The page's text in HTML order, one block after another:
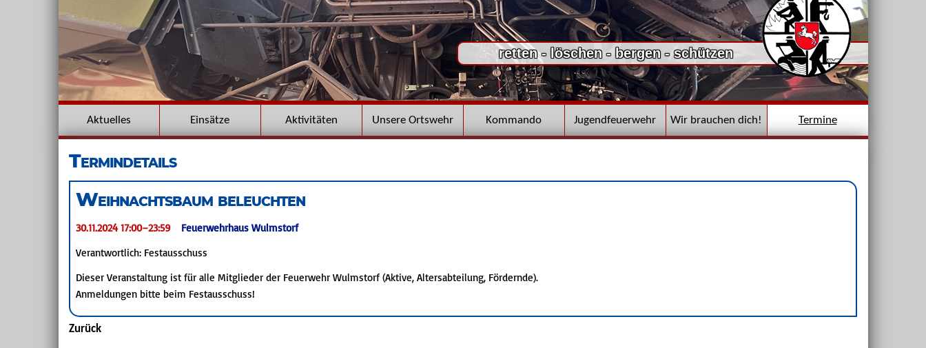
retten - löschen - bergen - schützen
NavigationAktuelles Einsätze Aktivitäten Unsere Ortswehr Kommando Jugendfeuerwehr Wir brauchen dich! Termine
Termindetails
Weihnachtsbaum beleuchten
30.11.2024 17:00–23:59
Feuerwehrhaus Wulmstorf
Verantwortlich: Festausschuss
Dieser Veranstaltung ist für alle Mitglieder der Feuerwehr Wulmstorf (Aktive, Altersabteilung, Fördernde).
Anmeldungen bitte beim Festausschuss!
Zurück